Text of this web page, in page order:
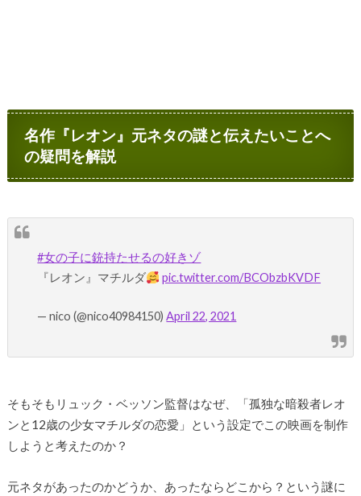
名作『レオン』元ネタの謎と伝えたいことへ
の疑問を解説
#女の子に銃持たせるの好きゾ
『レオン』マチルダ
pic.twitter.com/BCObzbKVDF
— nico (@nico40984150)April 22, 2021
そもそもリュック・ベッソン監督はなぜ、「孤独な暗殺者レオ
ンと12歳の少女マチルダの恋愛」という設定でこの映画を制作
しようと考えたのか？
元ネタがあったのかどうか、あったならどこから？という謎に